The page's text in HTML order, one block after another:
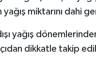
miktarını dahi
yağış
dikkatle takip